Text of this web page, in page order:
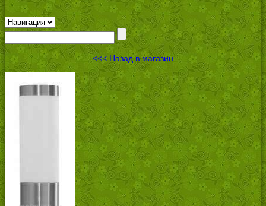
<<< Назад в магазин